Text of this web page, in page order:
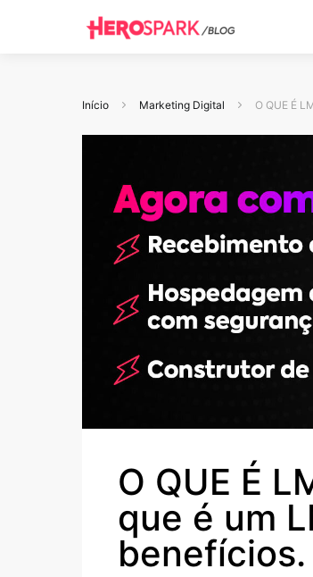
Início Marketing Digital O QUE É
O QUE É
que é um
benefícios.